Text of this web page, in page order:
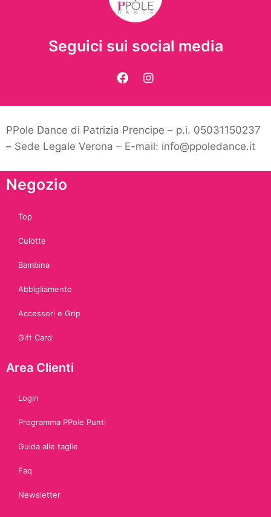
Seguici sui social media
PPole Dance di Patrizia Prencipe – p.i. 05031150237
– Sede Legale Verona – E-mail: info@ppoledance.it
Negozio
Top
Culotte
Bambina
Abbigliamento
Accessori e Grip
Gift Card
Area Clienti
Login
Programma PPole Punti
Guida alle taglie
Faq
Newsletter